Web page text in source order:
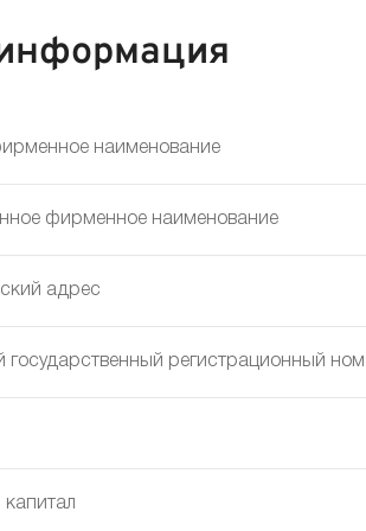
наименование
фирменное наименование
адрес
государственный регистрационный
капитал